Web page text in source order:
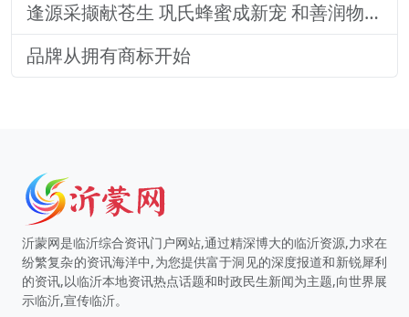
逢源采撷献苍生 巩氏蜂蜜成新宠 和善润物品牌就 养怡之福在沂蒙
品牌从拥有商标开始
沂蒙网是临沂综合资讯门户网站,通过精深博大的临沂资源,力求在
纷繁复杂的资讯海洋中,为您提供富于洞见的深度报道和新锐犀利
的资讯,以临沂本地资讯热点话题和时政民生新闻为主题,向世界展
示临沂,宣传临沂。